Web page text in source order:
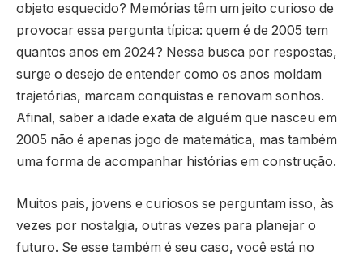
objeto esquecido? Memórias têm um jeito curioso de
provocar essa pergunta típica: quem é de 2005 tem
quantos anos em 2024? Nessa busca por respostas,
surge o desejo de entender como os anos moldam
trajetórias, marcam conquistas e renovam sonhos.
Afinal, saber a idade exata de alguém que nasceu em
2005 não é apenas jogo de matemática, mas também
uma forma de acompanhar histórias em construção.
Muitos pais, jovens e curiosos se perguntam isso, às
vezes por nostalgia, outras vezes para planejar o
futuro. Se esse também é seu caso, você está no